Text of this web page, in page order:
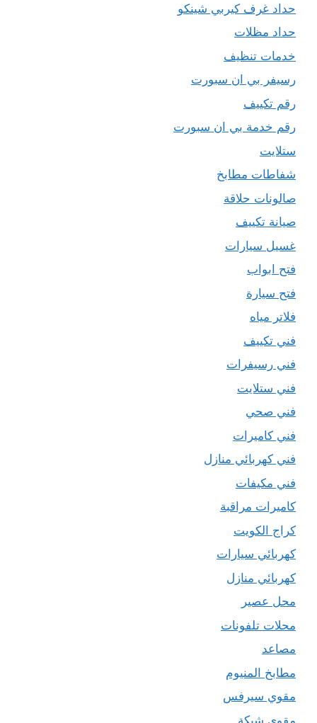
حداد غرف كيربي شينكو
حداد مظلات
خدمات تنظيف
رسيفر بي ان سبورت
رقم تكييف
رقم خدمة بي ان سبورت
ستلايت
شفاطات مطابخ
صالونات حلاقة
صيانة تكييف
غسيل سيارات
فتح ابواب
فتح سيارة
فلاتر مياه
فني تكييف
فني رسيفرات
فني ستلايت
فني صحي
فني كاميرات
فني كهربائي منازل
فني مكيفات
كاميرات مراقبة
كراج الكويت
كهربائي سيارات
كهربائي منازل
محل عصير
محلات تلفونات
مصاعد
مطابخ المنيوم
مقوي سيرفس
مقوي شبكة